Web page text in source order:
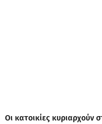
Οι κατοικίες κυριαρχούν